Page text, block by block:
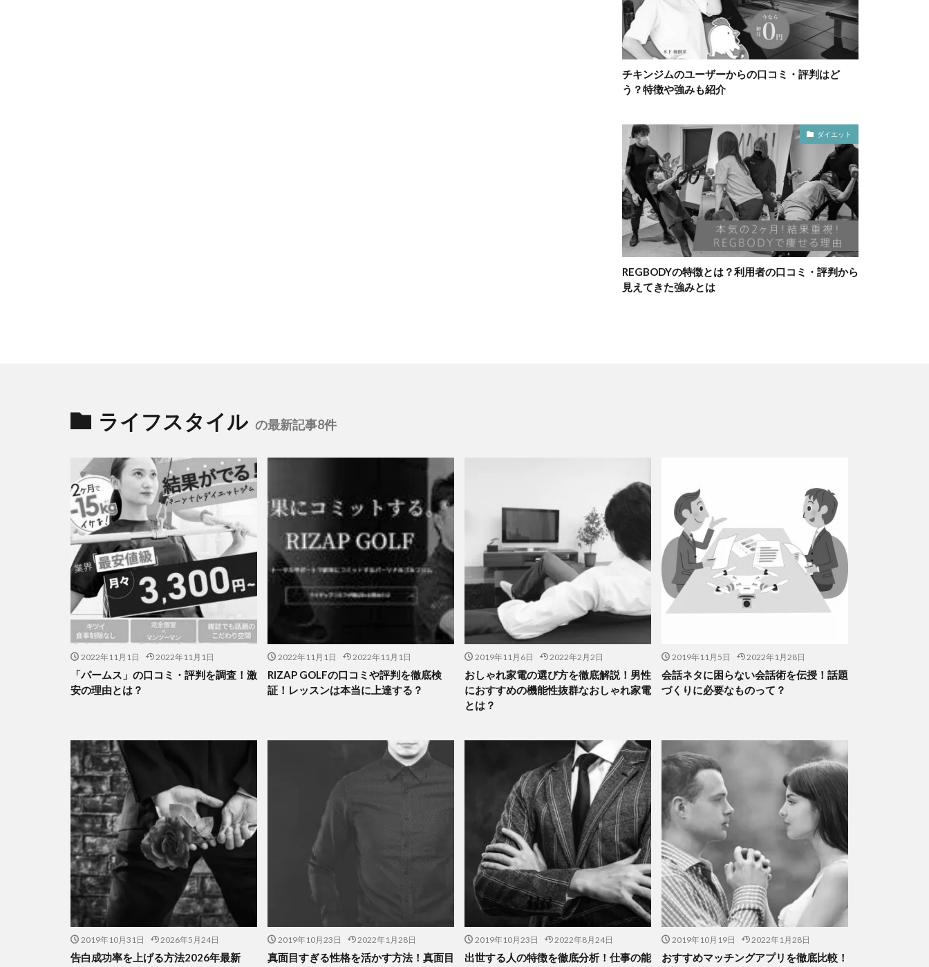
チキンジムのユーザーからの口コミ・評判はど
う？特徴や強みも紹介
ダイエット
REGBODYの特徴とは？利用者の口コミ・評判から
見えてきた強みとは
ライフスタイル の最新記事8件
2022年11月1日 2022年11月1日
「パームス」の口コミ・評判を調査！激
安の理由とは？
2022年11月1日 2022年11月1日
RIZAP GOLFの口コミや評判を徹底検
証！レッスンは本当に上達する？
2019年11月6日 2022年2月2日
おしゃれ家電の選び方を徹底解説！男性
におすすめの機能性抜群なおしゃれ家電
とは？
2019年11月5日 2022年1月28日
会話ネタに困らない会話術を伝授！話題
づくりに必要なものって？
2019年10月31日 2026年5月24日
告白成功率を上げる方法2026年最新
2019年10月23日 2022年1月28日
真面目すぎる性格を活かす方法！真面目
2019年10月23日 2022年8月24日
出世する人の特徴を徹底分析！仕事の能
2019年10月19日 2022年1月28日
おすすめマッチングアプリを徹底比較！